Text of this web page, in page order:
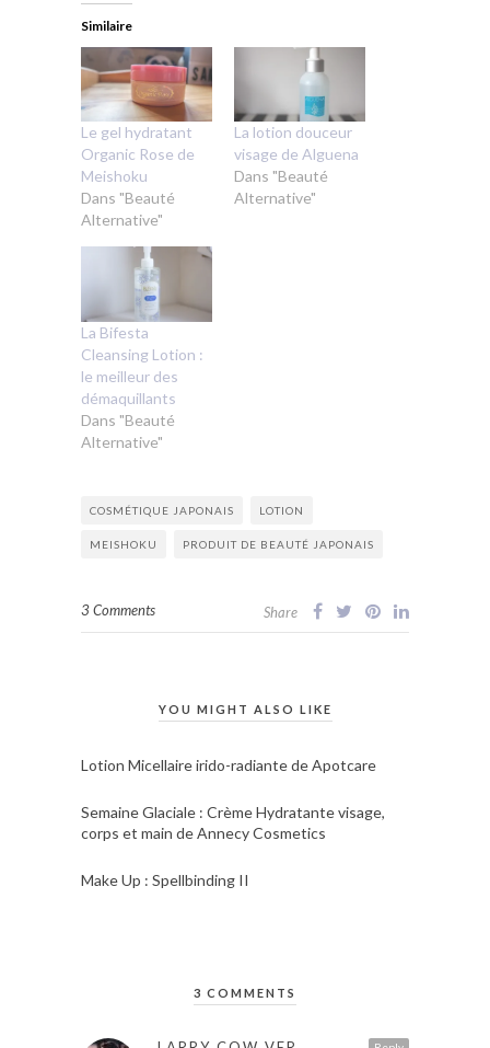
Similaire
Le gel hydratant
Organic Rose de
Meishoku
Dans "Beauté
Alternative"
La lotion douceur
visage de Alguena
Dans "Beauté
Alternative"
La Bifesta
Cleansing Lotion :
le meilleur des
démaquillants
Dans "Beauté
Alternative"
COSMÉTIQUE JAPONAIS LOTION
MEISHOKU PRODUIT DE BEAUTÉ JAPONAIS
3 Comments Share
YOU MIGHT ALSO LIKE
Lotion Micellaire irido-radiante de Apotcare
Semaine Glaciale : Crème Hydratante visage,
corps et main de Annecy Cosmetics
Make Up : Spellbinding II
3 COMMENTS